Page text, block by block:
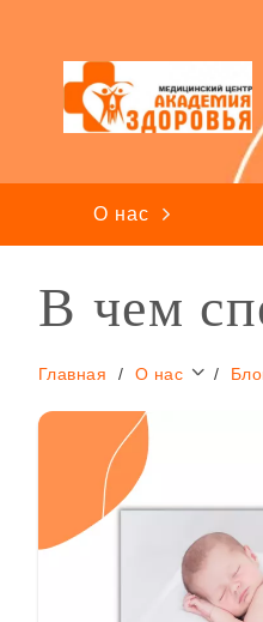
О нас
В чем
Главная О нас